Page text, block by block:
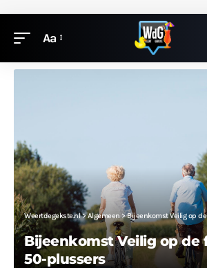
Aa
Weertdegekste.nl>Algemeen >Bijeenkomst Veilig op
Bijeenkomst Veilig op de
50-plussers